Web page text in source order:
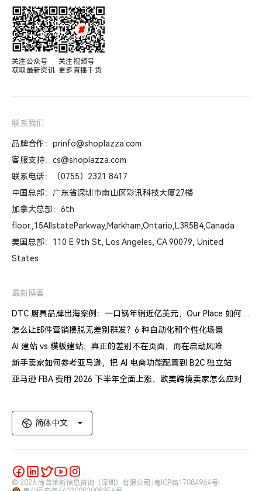
关注公众号
获取最新资讯
关注视频号
更多直播干货
联系我们
品牌合作：prinfo@shoplazza.com
客服支持：cs@shoplazza.com
联系电话：（0755）2321 8417
中国总部：广东省深圳市南山区彩讯科技大厦27楼
加拿大总部：6th
floor.,15AllstateParkway,Markham,Ontario,L3R5B4,Canada
美国总部：110 E 9th St, Los Angeles, CA 90079, United
States
最新博客
DTC 厨具品牌出海案例：一口锅年销近亿美元，Our Place 如何建立信任体系
怎么让邮件营销摆脱无差别群发？6 种自动化和个性化场景
AI 建站 vs 模板建站，真正的差别不在页面，而在启动风险
新手卖家如何参考亚马逊，把 AI 电商功能配置到 B2C 独立站
亚马逊 FBA 费用 2026 下半年全面上涨，欧美跨境卖家怎么应对
简体中文
© 2026 尚普莱斯信息咨询（深圳）有限公司 | 粤ICP备17084964号